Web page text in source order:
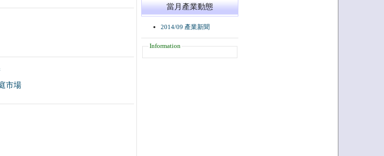
市場
當月產業動態
2014/09 產業新聞
Information